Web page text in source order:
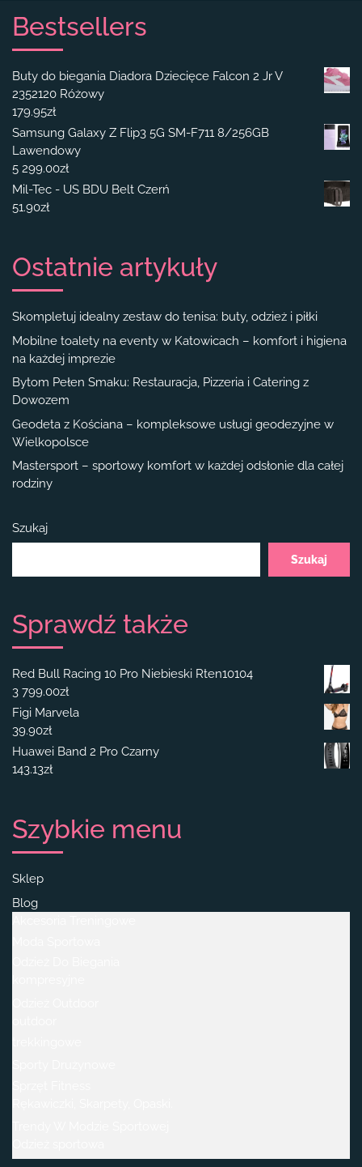
Bestsellers
Buty do biegania Diadora Dziecięce Falcon 2 Jr V
2352120 Różowy
179.95zł
Samsung Galaxy Z Flip3 5G SM-F711 8/256GB
Lawendowy
5 299.00zł
Mil-Tec - US BDU Belt Czerń
51.90zł
Ostatnie artykuły
Skompletuj idealny zestaw do tenisa: buty, odzież i piłki
Mobilne toalety na eventy w Katowicach – komfort i higiena
na każdej imprezie
Bytom Pełen Smaku: Restauracja, Pizzeria i Catering z
Dowozem
Geodeta z Kościana – kompleksowe usługi geodezyjne w
Wielkopolsce
Mastersport – sportowy komfort w każdej odsłonie dla całej
rodziny
Szukaj
Szukaj
Sprawdź także
Red Bull Racing 10 Pro Niebieski Rten10104
3 799.00zł
Figi Marvela
39.90zł
Huawei Band 2 Pro Czarny
143.13zł
Szybkie menu
Sklep
Blog